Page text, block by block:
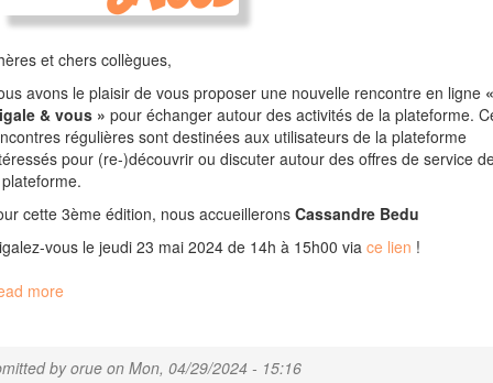
byorueon Mon, 04/29/2024 - 15:16
et chers collègues,
avons le plaisir de vous proposer une nouvelle rencontre en ligne «
& vous » pour échanger autour des activités de la plateforme.
régulières sont destinées aux utilisateurs de la plateforme
pour (re-)découvrir ou discuter autour des offres de service
cette 3ème édition, nous accueillerons Cassandre Bedu
vous le jeudi 23 mai 2024 de 14h à 15h00 via ce lien !
moreabout
le